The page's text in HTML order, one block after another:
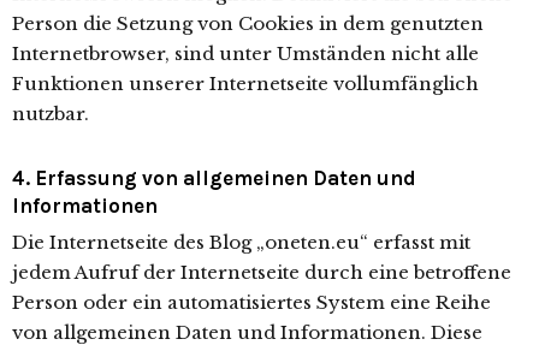
Person die Setzung von Cookies in dem genutzten
Internetbrowser, sind unter Umständen nicht alle
Funktionen unserer Internetseite vollumfänglich
nutzbar.
4. Erfassung von allgemeinen Daten und
Informationen
Die Internetseite des Blog „oneten.eu“ erfasst mit
jedem Aufruf der Internetseite durch eine betroffene
Person oder ein automatisiertes System eine Reihe
von allgemeinen Daten und Informationen. Diese